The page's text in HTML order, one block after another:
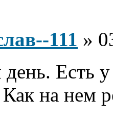
111 »
Есть
на нем